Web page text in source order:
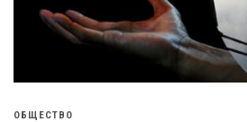
ОБЩЕСТВО